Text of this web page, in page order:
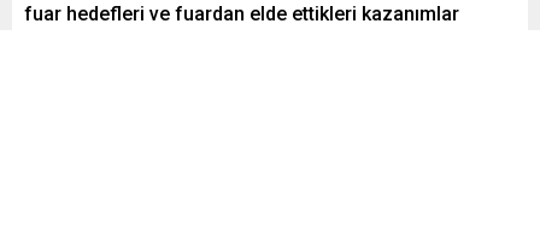
fuar hedefleri ve fuardan elde ettikleri kazanımlar